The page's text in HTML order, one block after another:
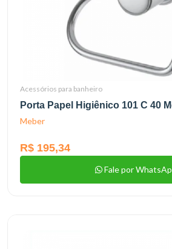
Acessórios para banheiro
Porta Papel Higiênico 101 C 40
Meber
R$ 195,34
Fale por